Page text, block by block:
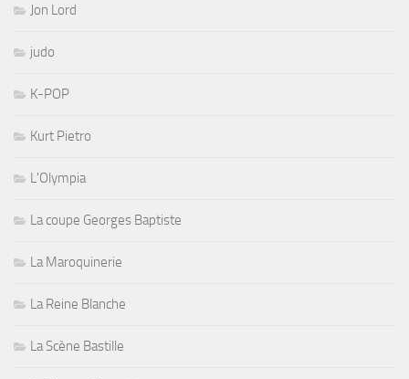
Jon Lord
judo
K-POP
Kurt Pietro
L'Olympia
La coupe Georges Baptiste
La Maroquinerie
La Reine Blanche
La Scène Bastille